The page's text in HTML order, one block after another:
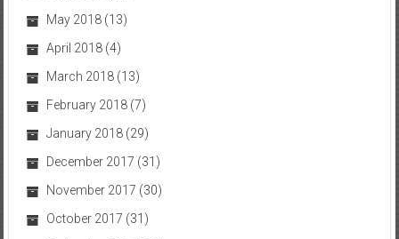
May 2018(13)
April 2018(4)
March 2018(13)
February 2018(7)
January 2018(29)
December 2017 (31)
November 2017 (30)
October 2017 (31)